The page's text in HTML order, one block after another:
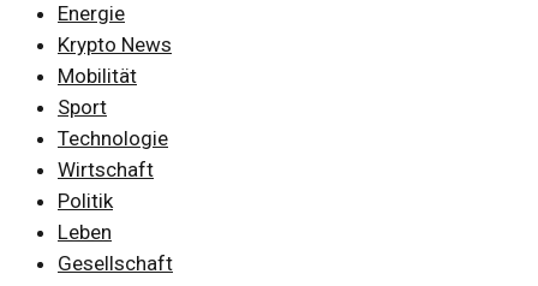
Energie
Krypto News
Mobilität
Sport
Technologie
Wirtschaft
Politik
Leben
Gesellschaft